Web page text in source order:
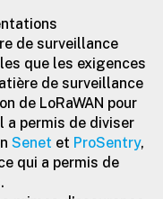
de surveillance
que les exigences
de surveillance
de LoRaWAN pour
a permis de diviser
Senet et ProSentry,
qui a permis de